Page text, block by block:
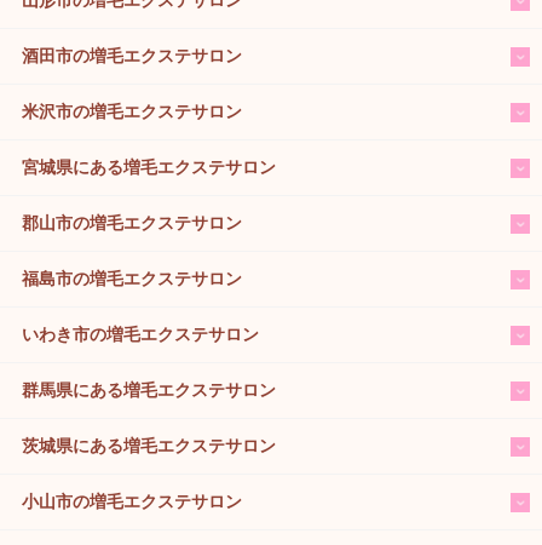
酒田市の増毛エクステサロン
米沢市の増毛エクステサロン
宮城県にある増毛エクステサロン
郡山市の増毛エクステサロン
福島市の増毛エクステサロン
いわき市の増毛エクステサロン
群馬県にある増毛エクステサロン
茨城県にある増毛エクステサロン
小山市の増毛エクステサロン